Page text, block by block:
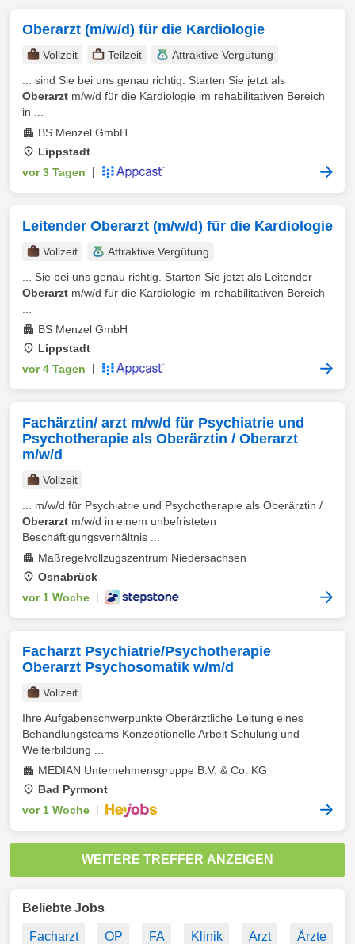
Oberarzt (m/w/d) für die Kardiologie
Vollzeit Teilzeit
Attraktive Vergütung
... sind Sie bei uns genau richtig. Starten Sie jetzt als
Oberarzt m/w/d für die Kardiologie im rehabilitativen Bereich
in ...
BS Menzel GmbH
Lippstadt
vor 3 Tagen
Leitender Oberarzt (m/w/d) für die Kardiologie
Vollzeit
Attraktive Vergütung
... Sie bei uns genau richtig. Starten Sie jetzt als Leitender
Oberarzt m/w/d für die Kardiologie im rehabilitativen Bereich
BS Menzel GmbH
Lippstadt
vor 4 Tagen
Fachärztin/ arzt m/w/d für Psychiatrie und
Psychotherapie als Oberärztin / Oberarzt
m/w/d
Vollzeit
... m/w/d für Psychiatrie und Psychotherapie als Oberärztin /
Oberarzt m/w/d in einem unbefristeten
Beschäftigungsverhältnis ...
Maßregelvollzugszentrum Niedersachsen
Osnabrück
vor 1 Woche
Facharzt Psychiatrie/Psychotherapie
Oberarzt Psychosomatik w/m/d
Vollzeit
Ihre Aufgabenschwerpunkte Oberärztliche Leitung eines
Behandlungsteams Konzeptionelle Arbeit Schulung und
Weiterbildung ...
MEDIAN Unternehmensgruppe B.V. & Co. KG
Bad Pyrmont
vor 1 Woche
WEITERE TREFFER ANZEIGEN
Beliebte Jobs
Facharzt OP FA Klinik Arzt Ärzte